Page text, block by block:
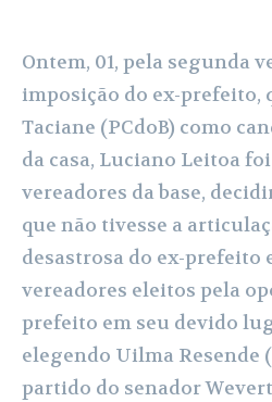
Ontem, 01, pela segunda
imposição do ex-prefeito,
Taciane (PCdoB) como
da casa, Luciano Leitoa
vereadores da base,
que não tivesse a
desastrosa do ex-prefeito
vereadores eleitos pela
prefeito em seu devido
elegendo Uilma Resende
partido do senador